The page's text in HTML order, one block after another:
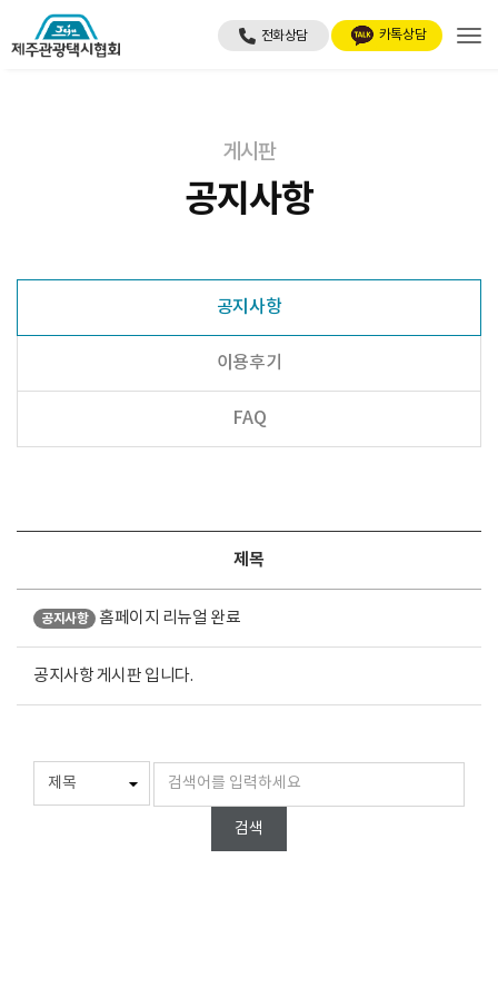
게시판
공지사항
공지사항
이용후기
FAQ
제목
공지사항 홈페이지 리뉴얼 완료
공지사항 게시판 입니다.
검색